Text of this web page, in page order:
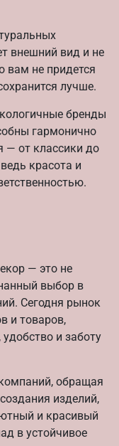
внешний вид и не
вам не придется
лучше.
бренды
гармонично
— от классики до
красота и
— это не
выбор в
Сегодня рынок
и товаров,
и заботу
обращая
изделий,
и красивый
в устойчивое